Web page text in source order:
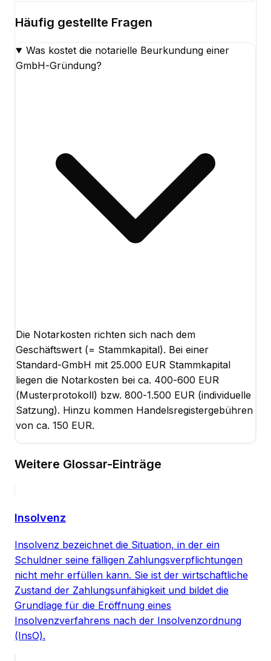
Häufig gestellte Fragen
Was kostet die notarielle Beurkundung einer
GmbH-Gründung?
Die Notarkosten richten sich nach dem
Geschäftswert (= Stammkapital). Bei einer
Standard-GmbH mit 25.000 EUR Stammkapital
liegen die Notarkosten bei ca. 400-600 EUR
(Musterprotokoll) bzw. 800-1.500 EUR (individuelle
Satzung). Hinzu kommen Handelsregistergebühren
von ca. 150 EUR.
Weitere Glossar-Einträge
Insolvenz
Insolvenz bezeichnet die Situation, in der ein
Schuldner seine fälligen Zahlungsverpflichtungen
nicht mehr erfüllen kann. Sie ist der wirtschaftliche
Zustand der Zahlungsunfähigkeit und bildet die
Grundlage für die Eröffnung eines
Insolvenzverfahrens nach der Insolvenzordnung
(InsO).